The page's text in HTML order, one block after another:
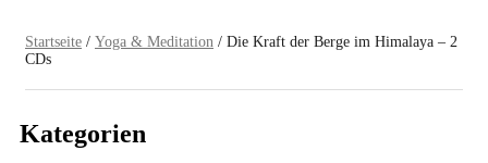
Startseite / Yoga & Meditation / Die Kraft der Berge im Himalaya – 2
CDs
Kategorien